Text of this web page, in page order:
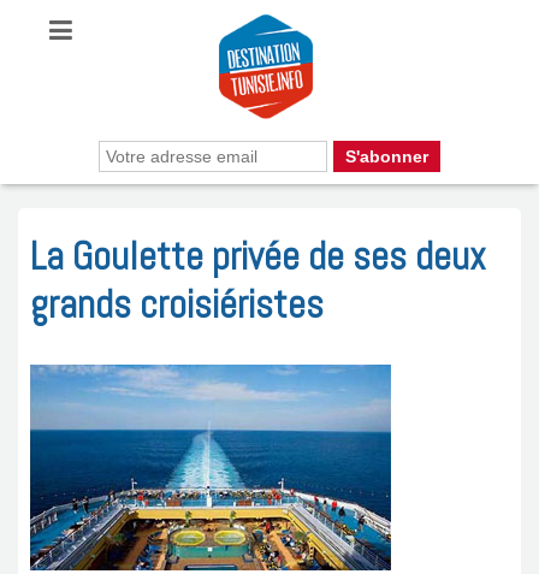
La Goulette privée de ses deux
grands croisiéristes